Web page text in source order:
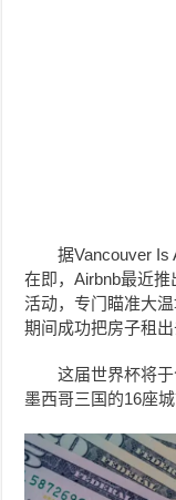
据Vancouver Is
在即，Airbnb最近推
活动，专门瞄准大
期间成功把房子租
这届世界杯将
墨西哥三国的16座